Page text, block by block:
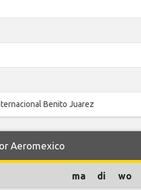
Benito Juarez
Aeromexico
ma di wo